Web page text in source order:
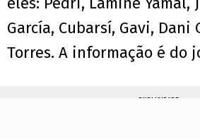
García, Cubarsí, Gavi, Dani
Torres. A informação é do
PUBLICIDADE